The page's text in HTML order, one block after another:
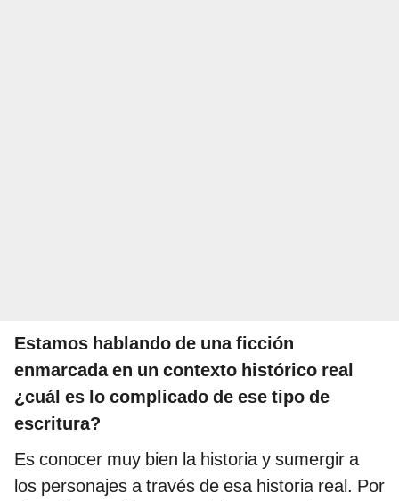
Estamos hablando de una ficción
enmarcada en un contexto histórico real
¿cuál es lo complicado de ese tipo de
escritura?
Es conocer muy bien la historia y sumergir a
los personajes a través de esa historia real. Por